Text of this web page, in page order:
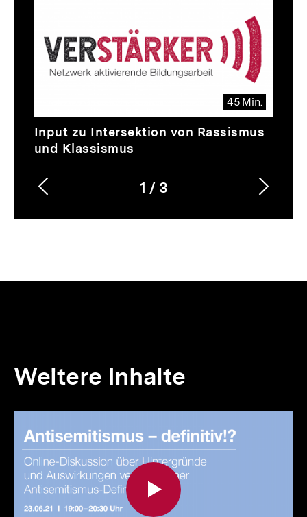
45 Min.
Video
Dauer
45
Input zu Intersektion von Rassismus
und Klassismus
Karussellinhalt
1
von
/ 3
Vorherigen
Inhalt
Inhalt
Weitere Inhalte
für
weitere
Inhalte
überspringen